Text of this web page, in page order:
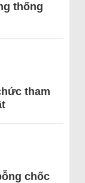
thống
tham
chốc